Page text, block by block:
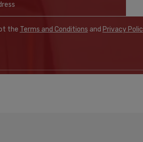
the Terms and Conditions and Privacy